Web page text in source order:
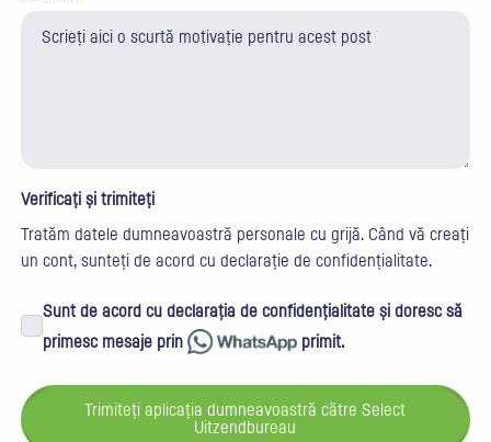
Verificați și trimiteți
Tratăm datele dumneavoastră personale cu grijă. Când vă creați
un cont, sunteți de acord cu declarație de confidențialitate.
Sunt de acord cu declarația de confidențialitate și doresc să
primesc mesaje prin
primit.
Trimiteți aplicația dumneavoastră către Select
Uitzendbureau